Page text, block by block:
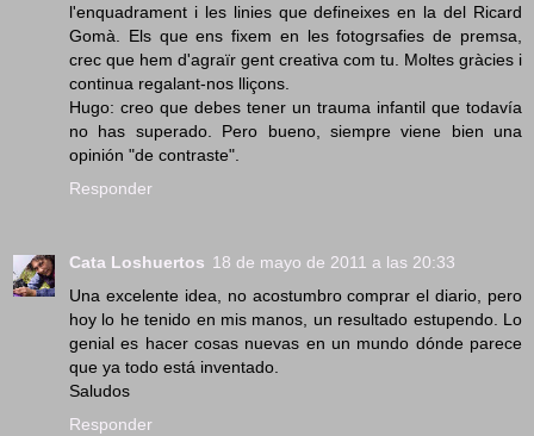
l'enquadrament i les linies que defineixes en la del Ricard
Gomà. Els que ens fixem en les fotogrsafies de premsa,
crec que hem d'agraïr gent creativa com tu. Moltes gràcies i
continua regalant-nos lliçons.
Hugo: creo que debes tener un trauma infantil que todavía
no has superado. Pero bueno, siempre viene bien una
opinión "de contraste".
Responder
Cata Loshuertos 18 de mayo de 2011 a las 20:33
Una excelente idea, no acostumbro comprar el diario, pero
hoy lo he tenido en mis manos, un resultado estupendo. Lo
genial es hacer cosas nuevas en un mundo dónde parece
que ya todo está inventado.
Saludos
Responder